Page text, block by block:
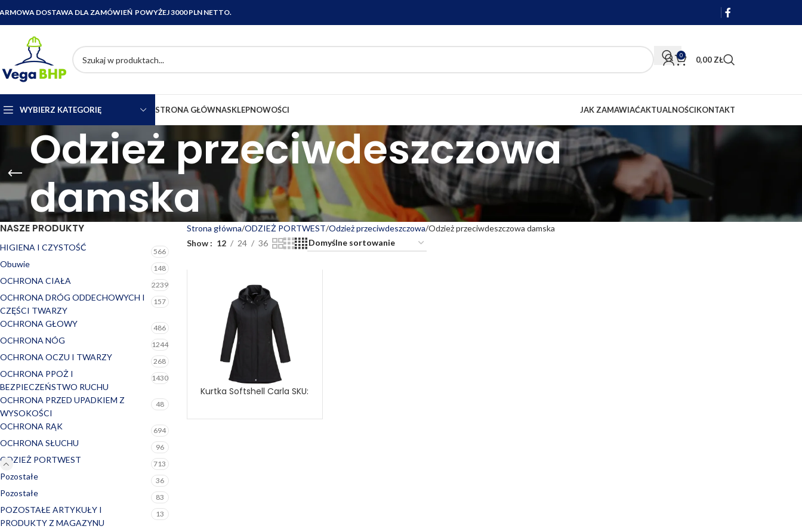
DOSTAWA DLA ZAMÓWIEŃ POWYŻEJ 3000 PLN NETTO.
0 0,00 ZŁ
WYBIERZ KATEGORIĘ STRONA GŁÓWNASKLEPNOWOŚCI JAK ZAMAWIAĆAKTUALNOŚCIKONTAKT
Odzież przeciwdeszczowa
damska
NASZE PRODUKTY
HIGIENA I CZYSTOŚĆ 566
Obuwie 148
OCHRONA CIAŁA 2239
OCHRONA DRÓG ODDECHOWYCH I
CZĘŚCI TWARZY
157
OCHRONA GŁOWY 486
OCHRONA NÓG 1244
OCHRONA OCZU I TWARZY 268
OCHRONA PPOŻ I
BEZPIECZEŃSTWO RUCHU
1430
OCHRONA PRZED UPADKIEM Z
WYSOKOŚCI
48
OCHRONA RĄK 694
OCHRONA SŁUCHU 96
ODZIEŻ PORTWEST 713
Pozostałe 36
Pozostałe 83
POZOSTAŁE ARTYKUŁY I
PRODUKTY Z MAGAZYNU
13
Strona główna ODZIEŻ PORTWEST Odzież przeciwdeszczowa Odzież przeciwdeszczowa damska
Show
12 24 36
DOWIEDZ SIĘ WIĘCEJ
Kurtka Softshell Carla SKU: